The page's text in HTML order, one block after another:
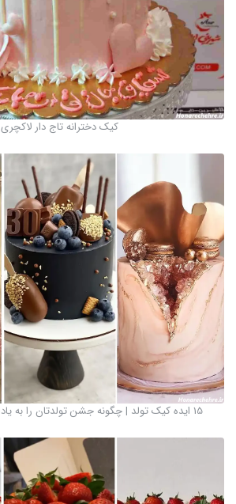
کیک دخترانه تاج دار لاکچری
15 ایده کیک تولد | چگونه جشن تولدتان را به یادماندنی کنید + عکس